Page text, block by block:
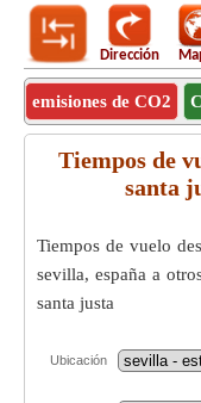
Dirección
emisiones de CO2
Tiempos de
santa
Tiempos de vuelo
sevilla, españa a
santa justa
Ubicación